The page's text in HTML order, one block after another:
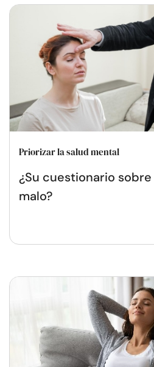
Priorizar la salud mental
¿Su cuestionario
malo?